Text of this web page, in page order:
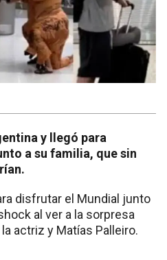
y llegó para
a su familia, que sin
disfrutar el Mundial junto
al ver a la sorpresa
actriz y Matías Palleiro.